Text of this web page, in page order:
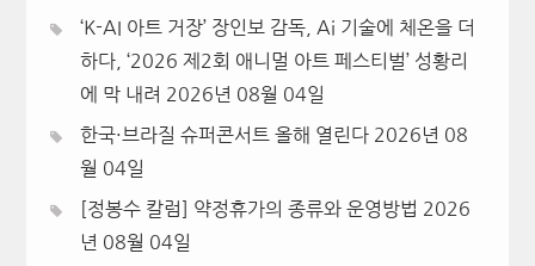
‘K-AI 아트 거장’ 장인보 감독, Ai 기술에 체온을 더
하다, ‘2026 제2회 애니멀 아트 페스티벌’ 성황리
에 막 내려 2026년 08월 04일
한국·브라질 슈퍼콘서트 올해 열린다 2026년 08
월 04일
[정봉수 칼럼] 약정휴가의 종류와 운영방법 2026
년 08월 04일